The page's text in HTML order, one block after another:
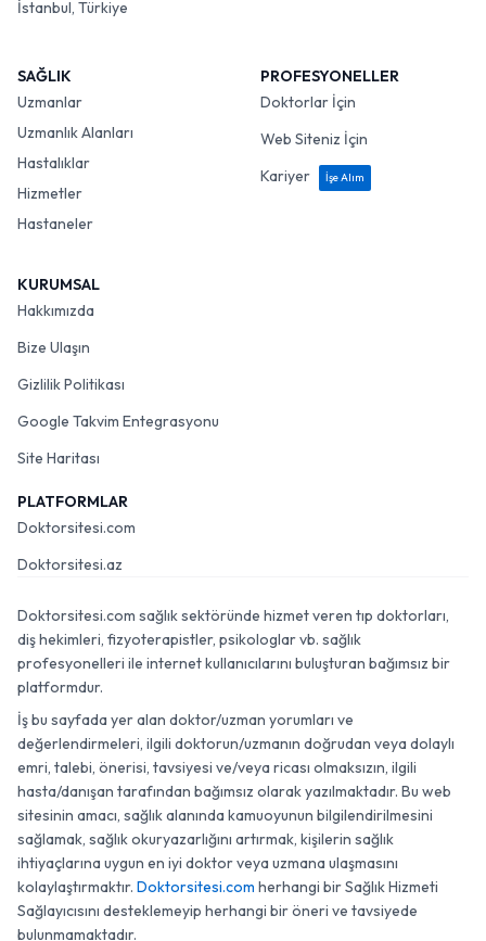
İstanbul, Türkiye
SAĞLIK
Uzmanlar
Uzmanlık Alanları
Hastalıklar
Hizmetler
Hastaneler
PROFESYONELLER
Doktorlar İçin
Web Siteniz İçin
Kariyer
İşe Alım
KURUMSAL
Hakkımızda
Bize Ulaşın
Gizlilik Politikası
Google Takvim Entegrasyonu
Site Haritası
PLATFORMLAR
Doktorsitesi.com
Doktorsitesi.az
Doktorsitesi.com sağlık sektöründe hizmet veren tıp doktorları,
diş hekimleri, fizyoterapistler, psikologlar vb. sağlık
profesyonelleri ile internet kullanıcılarını buluşturan bağımsız bir
platformdur.
İş bu sayfada yer alan doktor/uzman yorumları ve
değerlendirmeleri, ilgili doktorun/uzmanın doğrudan veya dolaylı
emri, talebi, önerisi, tavsiyesi ve/veya ricası olmaksızın, ilgili
hasta/danışan tarafından bağımsız olarak yazılmaktadır. Bu web
sitesinin amacı, sağlık alanında kamuoyunun bilgilendirilmesini
sağlamak, sağlık okuryazarlığını artırmak, kişilerin sağlık
ihtiyaçlarına uygun en iyi doktor veya uzmana ulaşmasını
kolaylaştırmaktır. Doktorsitesi.com herhangi bir Sağlık Hizmeti
Sağlayıcısını desteklemeyip herhangi bir öneri ve tavsiyede
bulunmamaktadır.